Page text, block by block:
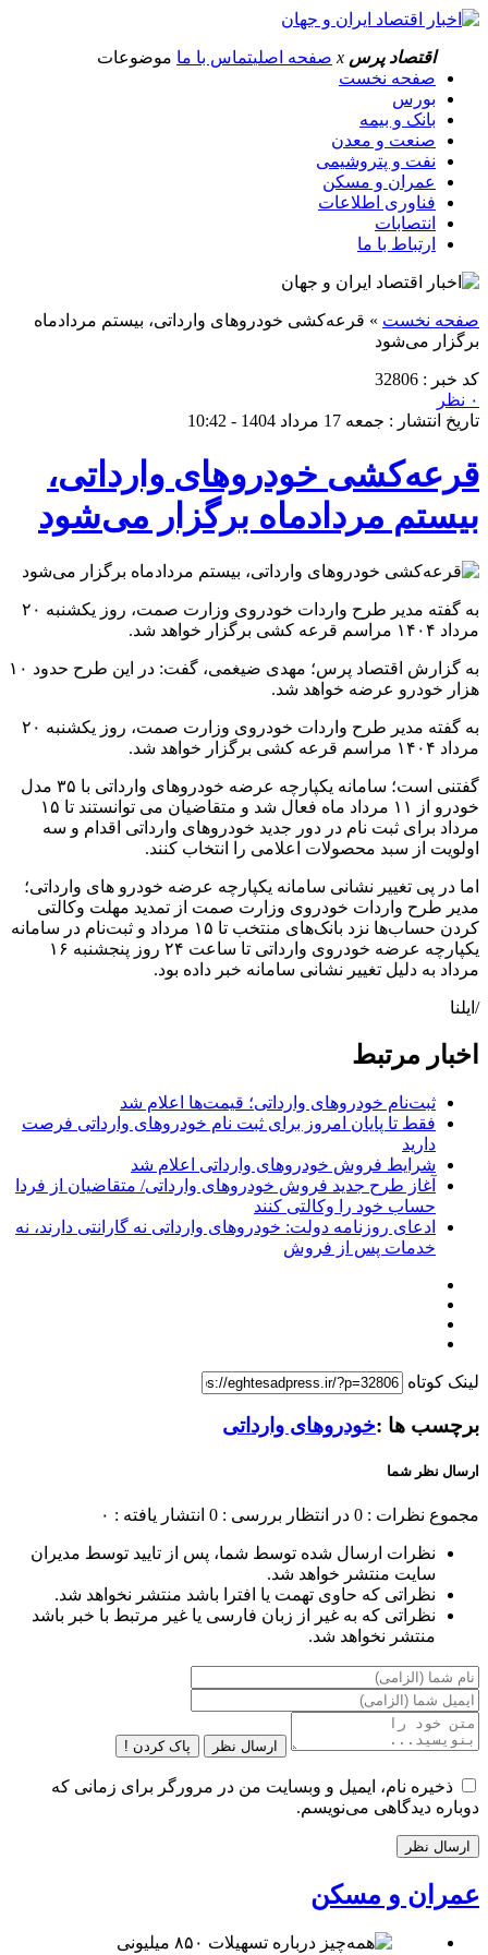
اقتصاد پرس x صفحه اصلیتماس با ما موضوعات
صفحه نخست
بورس
بانک و بیمه
صنعت و معدن
نفت و پتروشیمی
عمران و مسکن
فناوری اطلاعات
انتصابات
ارتباط با ما
صفحه نخست » قرعه‌کشی خودروهای وارداتی، بیستم مردادماه
برگزار می‌شود
کد خبر : 32806
۰ نظر
تاریخ انتشار : جمعه 17 مرداد 1404 - 10:42
قرعه‌کشی خودروهای وارداتی،
بیستم مردادماه برگزار می‌شود
به گفته مدیر طرح واردات خودروی وزارت صمت، روز یکشنبه ۲۰
مرداد ۱۴۰۴ مراسم قرعه کشی برگزار خواهد شد.
به گزارش اقتصاد پرس؛ مهدی ضیغمی، گفت: در این طرح حدود ۱۰
هزار خودرو عرضه خواهد شد.
به گفته مدیر طرح واردات خودروی وزارت صمت، روز یکشنبه ۲۰
مرداد ۱۴۰۴ مراسم قرعه کشی برگزار خواهد شد.
گفتنی است؛ سامانه یکپارچه عرضه خودرو‌های وارداتی با ۳۵ مدل
خودرو از ۱۱ مرداد ماه فعال شد و متقاضیان می توانستند تا ۱۵
مرداد برای ثبت نام در دور جدید خودرو‌های وارداتی اقدام و سه
اولویت از سبد محصولات اعلامی را انتخاب کنند.
اما در پی تغییر نشانی سامانه یکپارچه عرضه خودرو های وارداتی؛
مدیر طرح واردات خودروی وزارت صمت از تمدید مهلت وکالتی
کردن حساب‌ها نزد بانک‌های منتخب تا ۱۵ مرداد و ثبت‌نام در سامانه
یکپارچه عرضه خودروی وارداتی تا ساعت ۲۴ روز پنجشنبه ۱۶
مرداد به دلیل تغییر نشانی سامانه خبر داده بود.
/ایلنا
اخبار مرتبط
ثبت‌نام خودروهای وارداتی؛ قیمت‌ها اعلام شد
فقط تا پایان امروز برای ثبت نام خودروهای وارداتی فرصت
دارید
شرایط فروش خودروهای وارداتی اعلام شد
آغاز طرح جدید فروش خودروهای وارداتی/ متقاضیان از فردا
حساب خود را وکالتی کنند
ادعای روزنامه دولت: خودروهای وارداتی نه گارانتی دارند، نه
خدمات پس از فروش
لینک کوتاه
برچسب ها :خودروهای وارداتی
ارسال نظر شما
مجموع نظرات : 0 در انتظار بررسی : 0 انتشار یافته : ۰
نظرات ارسال شده توسط شما، پس از تایید توسط مدیران
سایت منتشر خواهد شد.
نظراتی که حاوی تهمت یا افترا باشد منتشر نخواهد شد.
نظراتی که به غیر از زبان فارسی یا غیر مرتبط با خبر باشد
منتشر نخواهد شد.
ارسال نظر پاک کردن !
ذخیره نام، ایمیل و وبسایت من در مرورگر برای زمانی که
دوباره دیدگاهی می‌نویسم.
عمران و مسکن